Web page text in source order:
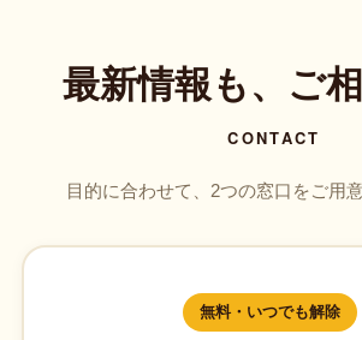
最新情報も、ご相
CONTACT
目的に合わせて、2つの窓口をご用
無料・いつでも解除